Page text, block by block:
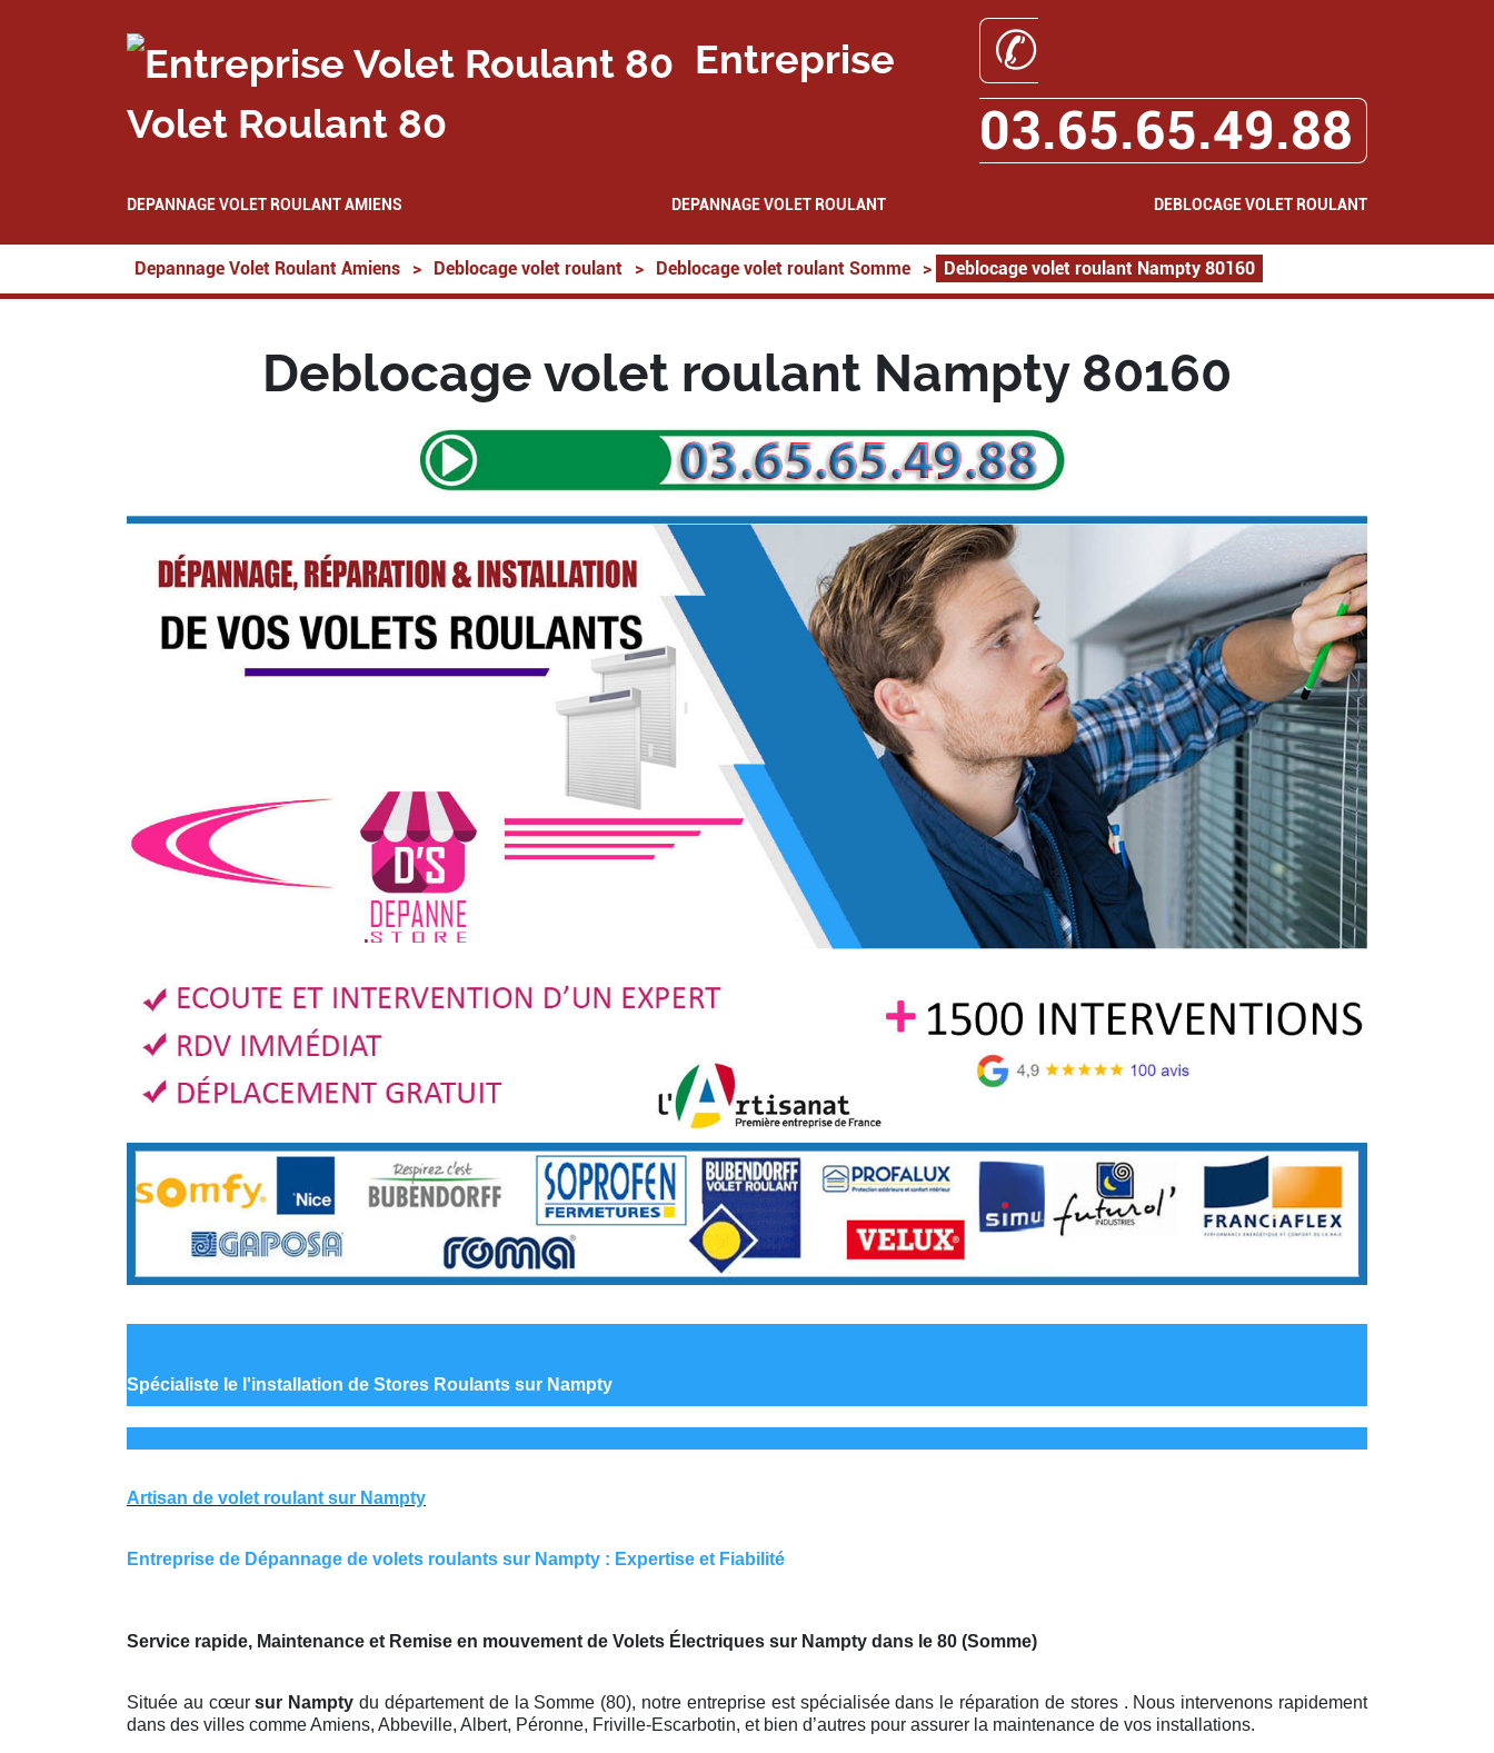
Entreprise
Volet Roulant 80
✆
03.65.65.49.88
DEPANNAGE VOLET ROULANT AMIENS DEPANNAGE VOLET ROULANT DEBLOCAGE VOLET ROULANT
Depannage Volet Roulant Amiens > Deblocage volet roulant > Deblocage volet roulant Somme > Deblocage volet roulant Nampty 80160
Deblocage volet roulant Nampty 80160
Spécialiste le l'installation de Stores Roulants sur Nampty
Artisan de volet roulant sur Nampty
Entreprise de Dépannage de volets roulants sur Nampty : Expertise et Fiabilité
Service rapide, Maintenance et Remise en mouvement de Volets Électriques sur Nampty dans le 80 (Somme)
Située au cœursur Namptydu département de la Somme (80), notre entreprise est spécialisée dans le réparation de stores . Nous intervenons rapidement
dans des villes comme Amiens, Abbeville, Albert, Péronne, Friville-Escarbotin, et bien d’autres pour assurer la maintenance de vos installations.